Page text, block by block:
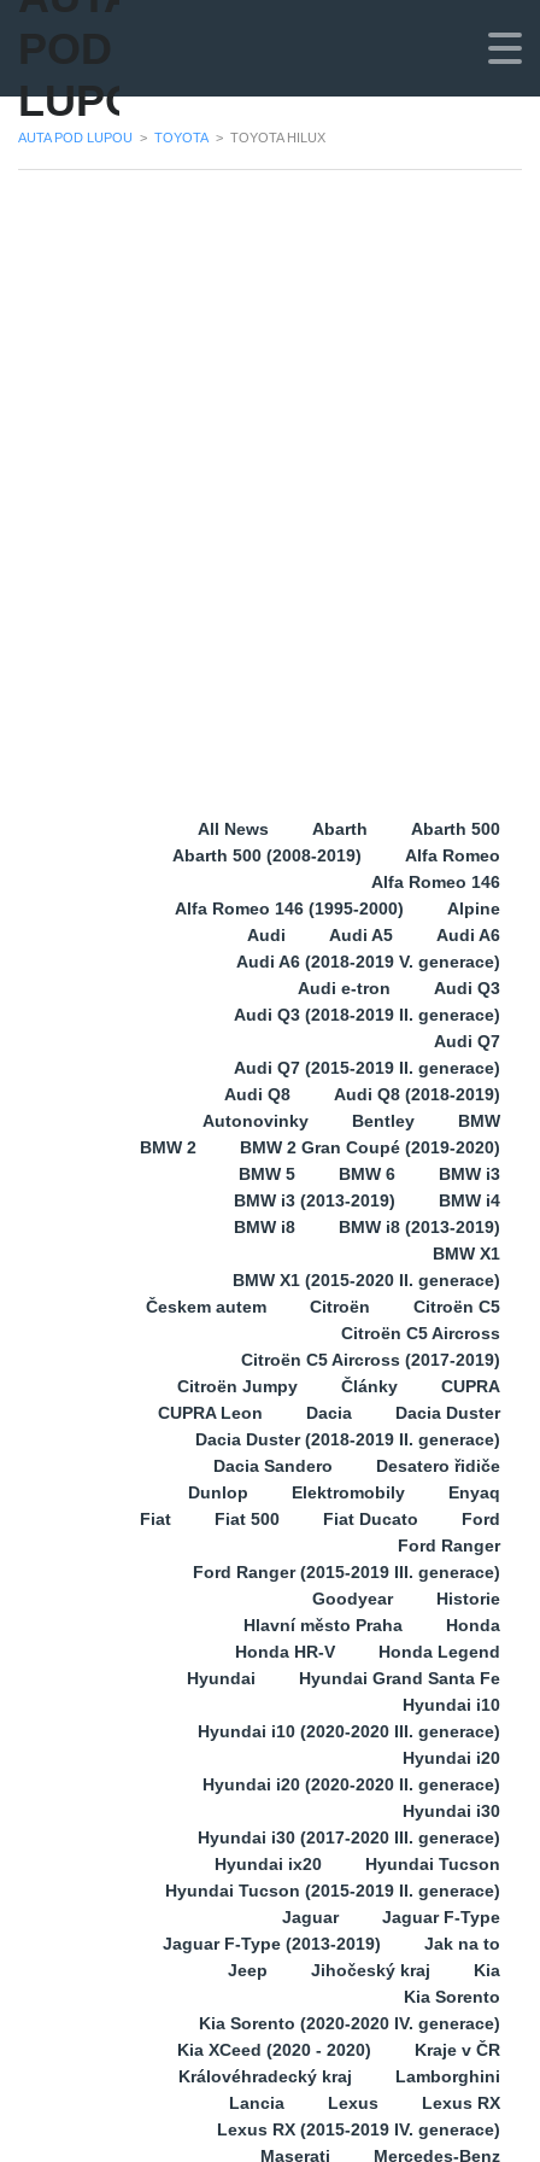
POD
LUPOU
AUTA POD LUPOU > TOYOTA > TOYOTA HILUX
All News Abarth
Abarth 500
Abarth 500 (2008-2019)
Alfa Romeo
Alfa Romeo 146
Alfa Romeo 146 (1995-2000)
Alpine
Audi
Audi A5
Audi A6
Audi A6 (2018-2019 V. generace)
Audi e-tron
Audi Q3
Audi Q3 (2018-2019 II. generace)
Audi Q7
Audi Q7 (2015-2019 II. generace)
Audi Q8
Audi Q8 (2018-2019)
Autonovinky
Bentley
BMW
BMW 2
BMW 2 Gran Coupé (2019-2020)
BMW 5
BMW 6
BMW i3
BMW i3 (2013-2019)
BMW i4
BMW i8
BMW i8 (2013-2019)
BMW X1
BMW X1 (2015-2020 II. generace)
Českem autem
Citroën
Citroën C5
Citroën C5 Aircross
Citroën C5 Aircross (2017-2019)
Citroën Jumpy
Články
CUPRA
CUPRA Leon
Dacia
Dacia Duster
Dacia Duster (2018-2019 II. generace)
Dacia Sandero
Desatero řidiče
Dunlop
Elektromobily
Enyaq
Fiat
Fiat 500 Fiat Ducato
Ford
Ford Ranger
Ford Ranger (2015-2019 III. generace)
Goodyear
Historie
Hlavní město Praha
Honda
Honda HR-V
Honda Legend
Hyundai
Hyundai Grand Santa Fe
Hyundai i10
Hyundai i10 (2020-2020 III. generace)
Hyundai i20
Hyundai i20 (2020-2020 II. generace)
Hyundai i30
Hyundai i30 (2017-2020 III. generace)
Hyundai ix20
Hyundai Tucson
Hyundai Tucson (2015-2019 II. generace)
Jaguar
Jaguar F-Type
Jaguar F-Type (2013-2019)
Jak na to
Jeep
Jihočeský kraj
Kia
Kia Sorento
Kia Sorento (2020-2020 IV. generace)
Kia XCeed (2020 - 2020)
Kraje v ČR
Královéhradecký kraj
Lamborghini
Lancia
Lexus
Lexus RX
Lexus RX (2015-2019 IV. generace)
Maserati
Mercedes-Benz